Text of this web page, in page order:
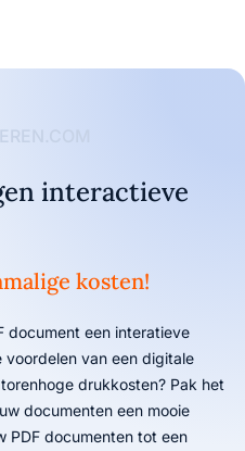
interactieve
kosten!
document een interatieve
van een digitale
drukkosten? Pak het
documenten een mooie
PDF documenten tot een